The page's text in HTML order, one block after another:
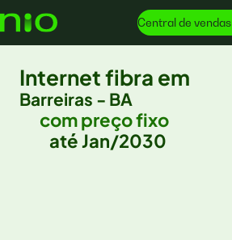
Central de vendas
Internet fibra em
Barreiras - BA
com preço fixo
até Jan/2030